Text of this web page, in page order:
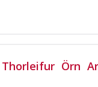
Örn